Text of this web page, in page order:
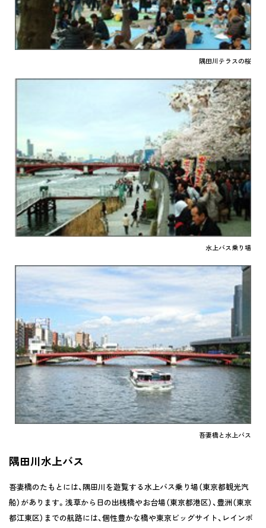
隅田川テラスの桜
水上バス乗り場
吾妻橋と水上バス
隅田川水上バス
吾妻橋のたもとには、隅田川を遊覧する水上バス乗り場（東京都観光汽
船）があります。浅草から日の出桟橋やお台場（東京都港区）、豊洲（東京
都江東区）までの航路には、個性豊かな橋や東京ビッグサイト、レインボ